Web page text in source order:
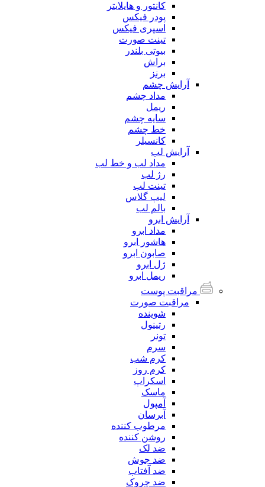
کانتور و هایلایتر
پودر فیکس
اسپری فیکس
تینت صورت
بیوتی بلندر
براش
برنز
آرایش چشم
مداد چشم
ریمل
سایه چشم
خط چشم
کانسیلر
آرایش لب
مداد لب و خط لب
رژ لب
تینت لب
لیپ گلاس
بالم لب
آرایش ابرو
مداد ابرو
هاشور ابرو
صابون ابرو
ژل ابرو
ریمل ابرو
مراقبت پوست
مراقبت صورت
شوینده
رتینول
تونر
سرم
کرم شب
کرم روز
اسکراپ
ماسک
آمپول
آبرسان
مرطوب کننده
روشن کننده
ضد لک
ضد جوش
ضد آفتاب
ضد چروک